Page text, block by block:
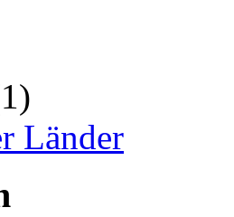
Länder